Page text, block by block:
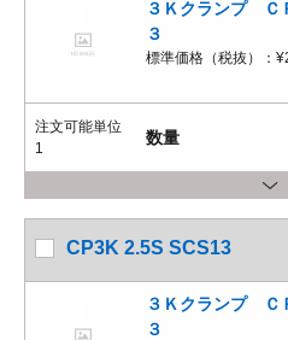
３Ｋクランプ
３
標準価格（税抜）：
注文可能単位
1
数量
CP3K 2.5S SCS13
３Ｋクランプ
３